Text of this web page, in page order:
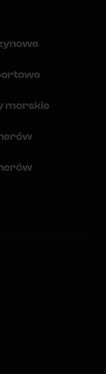
morskie